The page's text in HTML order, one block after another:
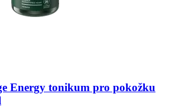
Energy tonikum pro pokožku